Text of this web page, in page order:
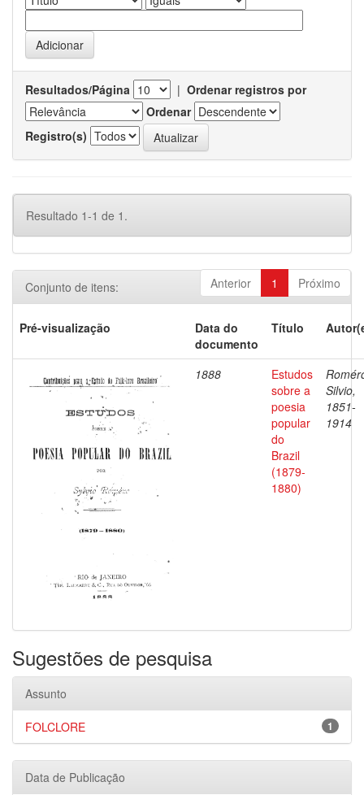
Resultados/Página | Ordenar registros por
Ordenar
Registro(s)
Resultado 1-1 de 1.
Anterior 1 Próximo
Conjunto de itens:
Pré-visualização
Data do
documento
Título
1888
Estudos
sobre a
poesia
popular
do
Brazil
(1879-
1880)
Silvio,
1851-
1914
Sugestões de pesquisa
Assunto
1
FOLCLORE
Data de Publicação